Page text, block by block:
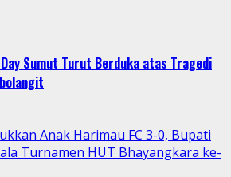
Sumut Turut Berduka atas Tragedi
Anak Harimau FC 3-0, Bupati
Turnamen HUT Bhayangkara ke-